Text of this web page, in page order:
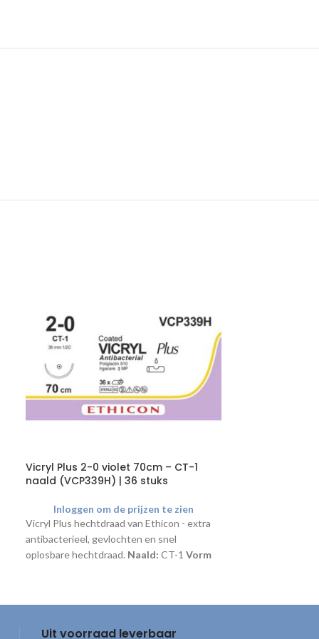
Vicryl Plus 2-0 violet 70cm – CT-1
naald (VCP339H) | 36 stuks
Inloggen om de prijzen te zien
Vicryl Plus hechtdraad van Ethicon - extra
antibacterieel, gevlochten en snel
oplosbare hechtdraad. Naald: CT-1 Vorm
draad:70 cmKleur draad:VioletDikte
Vorm naald:3/
Uit voorraad leverbaar